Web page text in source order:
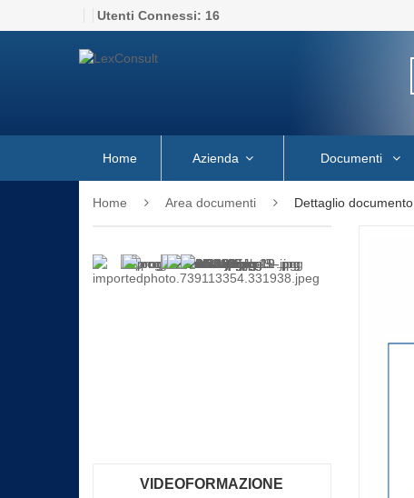
Utenti Connessi: 16
Home Azienda Documenti
Home Area documenti Dettaglio documento
VIDEOFORMAZIONE